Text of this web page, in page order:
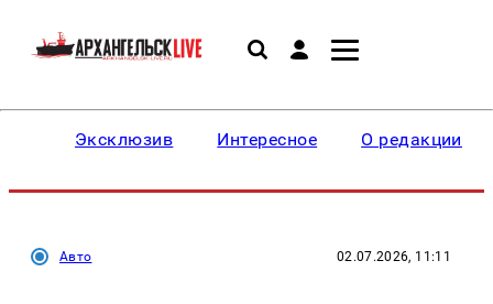
Эксклюзив Интересное О редакции
Авто 02.07.2026, 11:11